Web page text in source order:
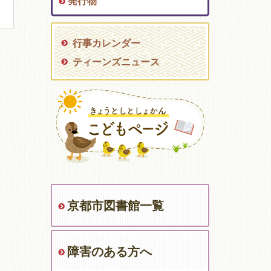
行事カレンダー
ティーンズニュース
京都市図書館一覧
障害のある方へ